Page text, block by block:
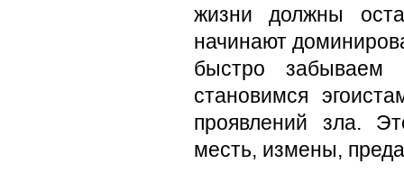
жизни должны
начинают
быстро забываем
становимся
проявлений зла.
месть, измены,